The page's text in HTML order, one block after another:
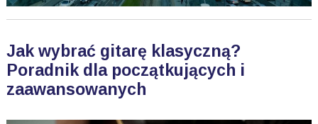
Jak wybrać gitarę klasyczną?
Poradnik dla początkujących i
zaawansowanych